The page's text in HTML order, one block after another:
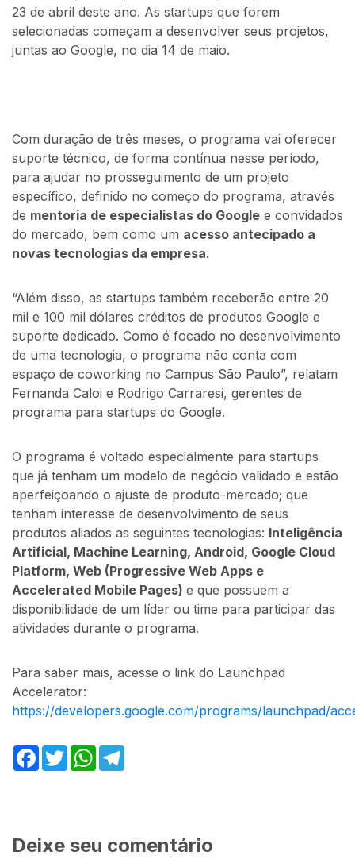
23 de abril deste ano. As startups que forem
selecionadas começam a desenvolver seus projetos,
juntas ao Google, no dia 14 de maio.
Com duração de três meses, o programa vai oferecer
suporte técnico, de forma contínua nesse período,
para ajudar no prosseguimento de um projeto
específico, definido no começo do programa, através
de mentoria de especialistas do Google e convidados
do mercado, bem como um acesso antecipado a
novas tecnologias da empresa.
“Além disso, as startups também receberão entre 20
mil e 100 mil dólares créditos de produtos Google e
suporte dedicado. Como é focado no desenvolvimento
de uma tecnologia, o programa não conta com
espaço de coworking no Campus São Paulo”, relatam
Fernanda Caloi e Rodrigo Carraresi, gerentes de
programa para startups do Google.
O programa é voltado especialmente para startups
que já tenham um modelo de negócio validado e estão
aperfeiçoando o ajuste de produto-mercado; que
tenham interesse de desenvolvimento de seus
produtos aliados as seguintes tecnologias: Inteligência
Artificial, Machine Learning, Android, Google Cloud
Platform, Web (Progressive Web Apps e
Accelerated Mobile Pages) e que possuem a
disponibilidade de um líder ou time para participar das
atividades durante o programa.
Para saber mais, acesse o link do Launchpad
Accelerator:
https://developers.google.com/programs/launchpad/
Facebook
Twitter WhatsApp
Deixe seu comentário